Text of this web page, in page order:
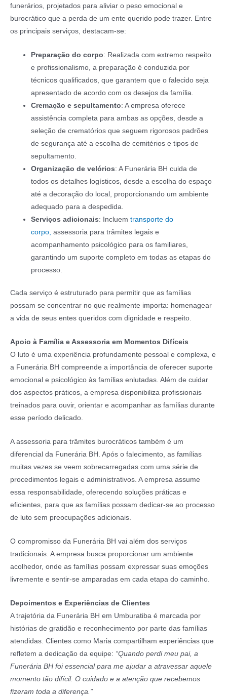
funerários, projetados para aliviar o peso emocional e
burocrático que a perda de um ente querido pode trazer. Entre
os principais serviços, destacam-se:
Preparação do corpo: Realizada com extremo respeito
e profissionalismo, a preparação é conduzida por
técnicos qualificados, que garantem que o falecido seja
apresentado de acordo com os desejos da família.
Cremação e sepultamento: A empresa oferece
assistência completa para ambas as opções, desde a
seleção de crematórios que seguem rigorosos padrões
de segurança até a escolha de cemitérios e tipos de
sepultamento.
Organização de velórios: A Funerária BH cuida de
todos os detalhes logísticos, desde a escolha do espaço
até a decoração do local, proporcionando um ambiente
adequado para a despedida.
Serviços adicionais: Incluemtransporte do
corpo, assessoria para trâmites legais e
acompanhamento psicológico para os familiares,
garantindo um suporte completo em todas as etapas do
processo.
Cada serviço é estruturado para permitir que as famílias
possam se concentrar no que realmente importa: homenagear
a vida de seus entes queridos com dignidade e respeito.
Apoio à Família e Assessoria em Momentos Difíceis
O luto é uma experiência profundamente pessoal e complexa, e
a Funerária BH compreende a importância de oferecer suporte
emocional e psicológico às famílias enlutadas. Além de cuidar
dos aspectos práticos, a empresa disponibiliza profissionais
treinados para ouvir, orientar e acompanhar as famílias durante
esse período delicado.
A assessoria para trâmites burocráticos também é um
diferencial da Funerária BH. Após o falecimento, as famílias
muitas vezes se veem sobrecarregadas com uma série de
procedimentos legais e administrativos. A empresa assume
essa responsabilidade, oferecendo soluções práticas e
eficientes, para que as famílias possam dedicar-se ao processo
de luto sem preocupações adicionais.
O compromisso da Funerária BH vai além dos serviços
tradicionais. A empresa busca proporcionar um ambiente
acolhedor, onde as famílias possam expressar suas emoções
livremente e sentir-se amparadas em cada etapa do caminho.
Depoimentos e Experiências de Clientes
A trajetória da Funerária BH em Umburatiba é marcada por
histórias de gratidão e reconhecimento por parte das famílias
atendidas. Clientes como Maria compartilham experiências que
refletem a dedicação da equipe: “Quando perdi meu pai, a
Funerária BH foi essencial para me ajudar a atravessar aquele
momento tão difícil. O cuidado e a atenção que recebemos
fizeram toda a diferença.”